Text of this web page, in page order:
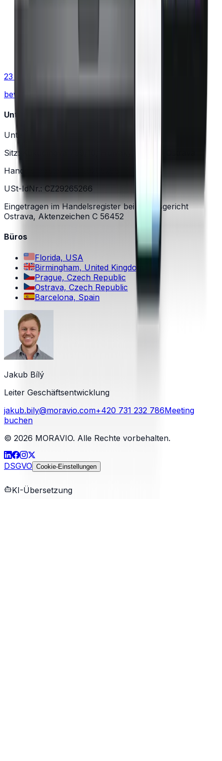
23 Bewertungen
bewertet 4.9 / 5.0
Unternehmen
Unternehmen: Moravio s.r.o.
Sitz: Kukučínova 799/10, Hulváky, 709 00 Ostrava
Handelsregister-Nr.: 29265266
USt-IdNr.: CZ29265266
Eingetragen im Handelsregister beim Kreisgericht
Ostrava, Aktenzeichen C 56452
Büros
Florida, USA
Birmingham, United Kingdom
Prague, Czech Republic
Ostrava, Czech Republic
Barcelona, Spain
Jakub Bílý
Leiter Geschäftsentwicklung
jakub.bily@moravio.com+420 731 232 786Meeting
buchen
© 2026 MORAVIO. Alle Rechte vorbehalten.
DSGVO Cookie-Einstellungen
KI-Übersetzung